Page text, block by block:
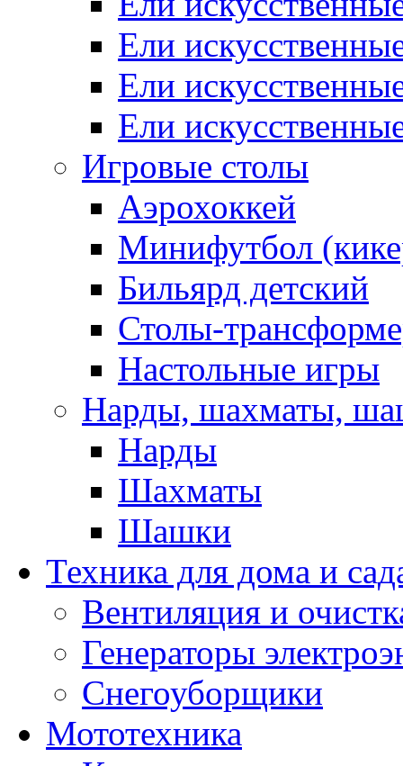
Ели
Ели
Ели
Игровые столы
Аэрохоккей
Минифутбол
Бильярд детский
Столы-
Настольные игры
Нарды, шахматы,
Нарды
Шахматы
Шашки
Техника для дома и
Вентиляция и
Генераторы
Снегоуборщики
Мототехника